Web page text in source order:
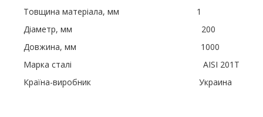
Товщина матеріала, мм 1
Діаметр, мм 200
Довжина, мм 1000
Марка сталі AISI 201Т
Країна-виробник Украина